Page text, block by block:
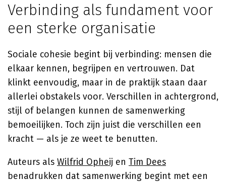
Verbinding als fundament voor
een sterke organisatie
Sociale cohesie begint bij verbinding: mensen die
elkaar kennen, begrijpen en vertrouwen. Dat
klinkt eenvoudig, maar in de praktijk staan daar
allerlei obstakels voor. Verschillen in achtergrond,
stijl of belangen kunnen de samenwerking
bemoeilijken. Toch zijn juist die verschillen een
kracht — als je ze weet te benutten.
Auteurs als Wilfrid Opheij en Tim Dees
benadrukken dat samenwerking begint met een